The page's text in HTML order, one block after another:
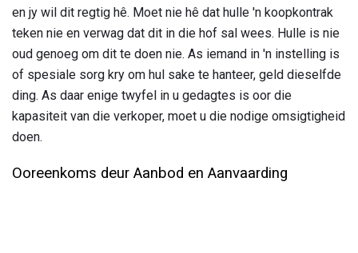
en jy wil dit regtig hê. Moet nie hê dat hulle 'n koopkontrak
teken nie en verwag dat dit in die hof sal wees. Hulle is nie
oud genoeg om dit te doen nie. As iemand in 'n instelling is
of spesiale sorg kry om hul sake te hanteer, geld dieselfde
ding. As daar enige twyfel in u gedagtes is oor die
kapasiteit van die verkoper, moet u die nodige omsigtigheid
doen.
Ooreenkoms deur Aanbod en Aanvaarding